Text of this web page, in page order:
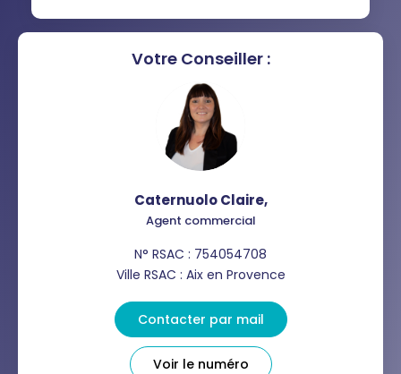
MÉDECINS
Votre Conseiller :
Caternuolo Claire,
Agent commercial
N° RSAC : 754054708
Ville RSAC : Aix en Provence
Contacter par mail
Voir le numéro